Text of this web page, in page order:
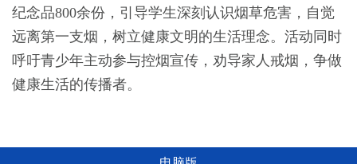
纪念品800余份，引导学生深刻认识烟草危害，自觉
远离第一支烟，树立健康文明的生活理念。活动同时
呼吁青少年主动参与控烟宣传，劝导家人戒烟，争做
健康生活的传播者。